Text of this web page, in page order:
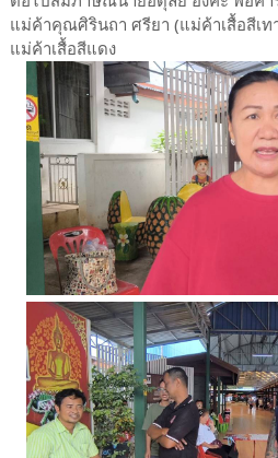
แม่ค้าคุณศิรินถา ศรียา (แม่ค้าเสื้อสี
แม่ค้าเสื้อสีแดง